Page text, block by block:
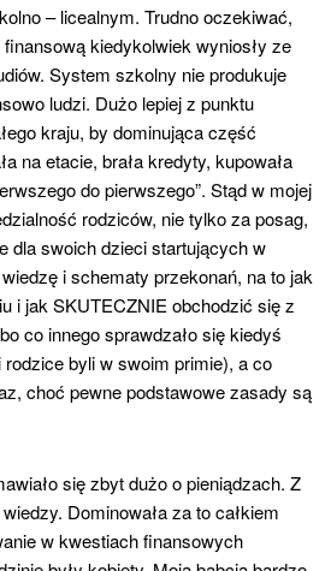
– licealnym. Trudno oczekiwać,
kiedykolwiek wyniosły ze
System szkolny nie produkuje
ludzi. Dużo lepiej z punktu
kraju, by dominująca część
na etacie, brała kredyty, kupowała
do pierwszego”. Stąd w mojej
rodziców, nie tylko za posag,
dla swoich dzieci startujących w
i schematy przekonań, na to jak
i jak SKUTECZNIE obchodzić się z
co innego sprawdzało się kiedyś
byli w swoim primie), a co
choć pewne podstawowe zasady są
się zbyt dużo o pieniądzach. Z
Dominowała za to całkiem
w kwestiach finansowych